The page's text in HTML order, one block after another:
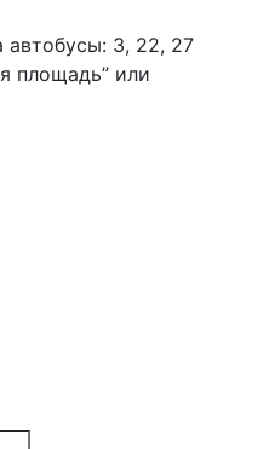
автобусы: 3, 22, 27
площадь” или